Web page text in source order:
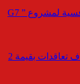
” marcon ” تقدم عروض سداد وأسعار تنافسية لمشروع ” G7
“ES” للمبانى الخضراء والمستدامة تستهدف تعاقدات بقيمة 2